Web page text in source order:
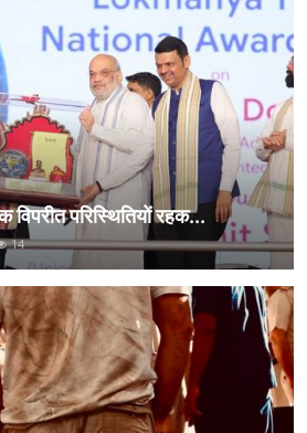
विपरीत परिस्थितियों रहक...
14